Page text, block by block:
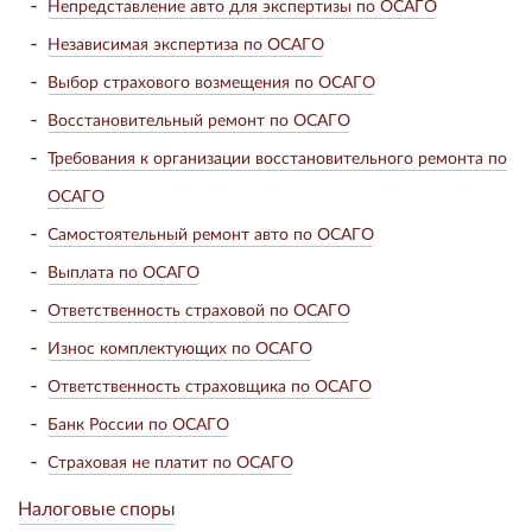
Непредставление авто для экспертизы по ОСАГО
Независимая экспертиза по ОСАГО
Выбор страхового возмещения по ОСАГО
Восстановительный ремонт по ОСАГО
Требования к организации восстановительного ремонта по
ОСАГО
Самостоятельный ремонт авто по ОСАГО
Выплата по ОСАГО
Ответственность страховой по ОСАГО
Износ комплектующих по ОСАГО
Ответственность страховщика по ОСАГО
Банк России по ОСАГО
Страховая не платит по ОСАГО
Налоговые споры